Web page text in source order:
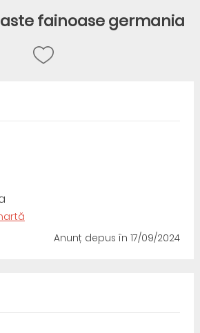
fainoase germania
Anunț depusîn 17/09/2024